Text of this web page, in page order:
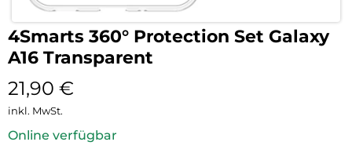
4Smarts 360° Protection Set Galaxy
A16 Transparent
21,90 €
inkl. MwSt.
Online verfügbar